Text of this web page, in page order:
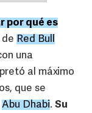
por qué es
de Red Bull
una
al máximo
que se
Abu Dhabi. Su